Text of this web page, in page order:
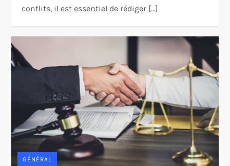
conflits, il est essentiel de rédiger […]
GÉNÉRAL